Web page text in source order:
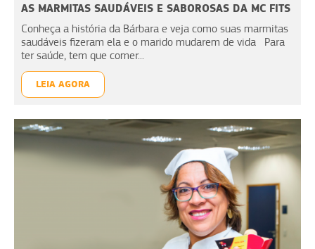
AS MARMITAS SAUDÁVEIS E SABOROSAS DA MC FITS
Conheça a história da Bárbara e veja como suas marmitas
saudáveis fizeram ela e o marido mudarem de vida Para
ter saúde, tem que comer...
LEIA AGORA